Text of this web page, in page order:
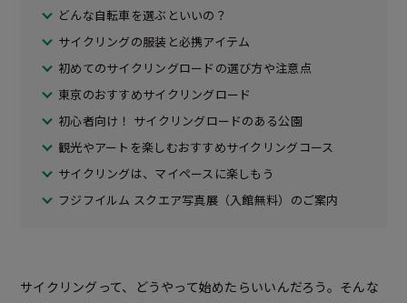
どんな自転車を選ぶといいの？
サイクリングの服装と必携アイテム
初めてのサイクリングロードの選び方や注意点
東京のおすすめサイクリングロード
初心者向け！ サイクリングロードのある公園
観光やアートを楽しむおすすめサイクリングコース
サイクリングは、マイペースに楽しもう
フジフイルム スクエア写真展（入館無料）のご案内
サイクリングって、どうやって始めたらいいんだろう。そんな